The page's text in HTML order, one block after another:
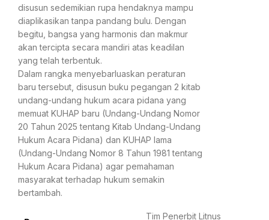
disusun sedemikian rupa hendaknya mampu
diaplikasikan tanpa pandang bulu. Dengan
begitu, bangsa yang harmonis dan makmur
akan tercipta secara mandiri atas keadilan
yang telah terbentuk.
Dalam rangka menyebarluaskan peraturan
baru tersebut, disusun buku pegangan 2 kitab
undang-undang hukum acara pidana yang
memuat KUHAP baru (Undang-Undang Nomor
20 Tahun 2025 tentang Kitab Undang-Undang
Hukum Acara Pidana) dan KUHAP lama
(Undang-Undang Nomor 8 Tahun 1981 tentang
Hukum Acara Pidana) agar pemahaman
masyarakat terhadap hukum semakin
bertambah.
Tim Penerbit Litnus